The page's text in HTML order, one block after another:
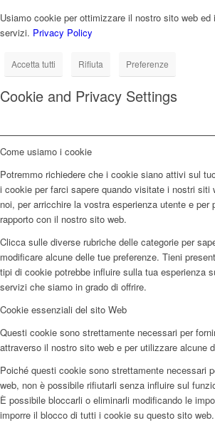
Usiamo cookie per ottimizzare il nostro sito web ed
servizi. Privacy Policy
Accetta tutti Rifiuta Preferenze
Cookie and Privacy Settings
Come usiamo i cookie
Potremmo richiedere che i cookie siano attivi sul
i cookie per farci sapere quando visitate i nostri siti
noi, per arricchire la vostra esperienza utente e per
rapporto con il nostro sito web.
Clicca sulle diverse rubriche delle categorie per
modificare alcune delle tue preferenze. Tieni
tipi di cookie potrebbe influire sulla tua esperienza
servizi che siamo in grado di offrire.
Cookie essenziali del sito Web
Questi cookie sono strettamente necessari per
attraverso il nostro sito web e per utilizzare alcune
Poiché questi cookie sono strettamente necessari
web, non è possibile rifiutarli senza influire sul
È possibile bloccarli o eliminarli modificando le
imporre il blocco di tutti i cookie su questo sito web.